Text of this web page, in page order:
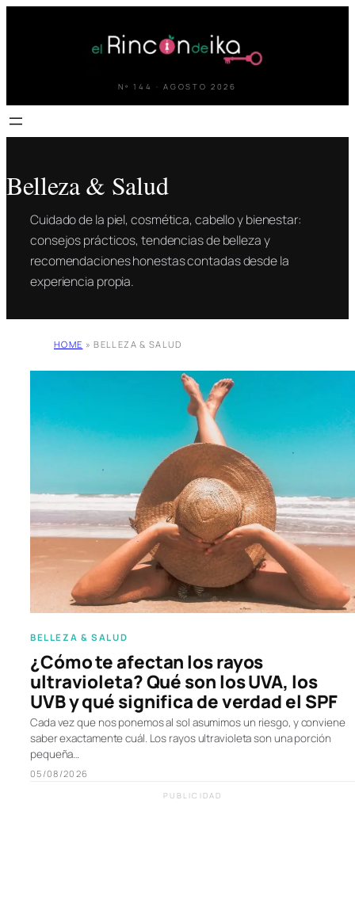
Nº 144 · AGOSTO 2026
Belleza & Salud
Cuidado de la piel, cosmética, cabello y bienestar:
consejos prácticos, tendencias de belleza y
recomendaciones honestas contadas desde la
experiencia propia.
HOME » BELLEZA & SALUD
BELLEZA & SALUD
¿Cómo te afectan los rayos
ultravioleta? Qué son los UVA, los
UVB y qué significa de verdad el SPF
Cada vez que nos ponemos al sol asumimos un riesgo, y conviene
saber exactamente cuál. Los rayos ultravioleta son una porción
pequeña…
05/08/2026
PUBLICIDAD